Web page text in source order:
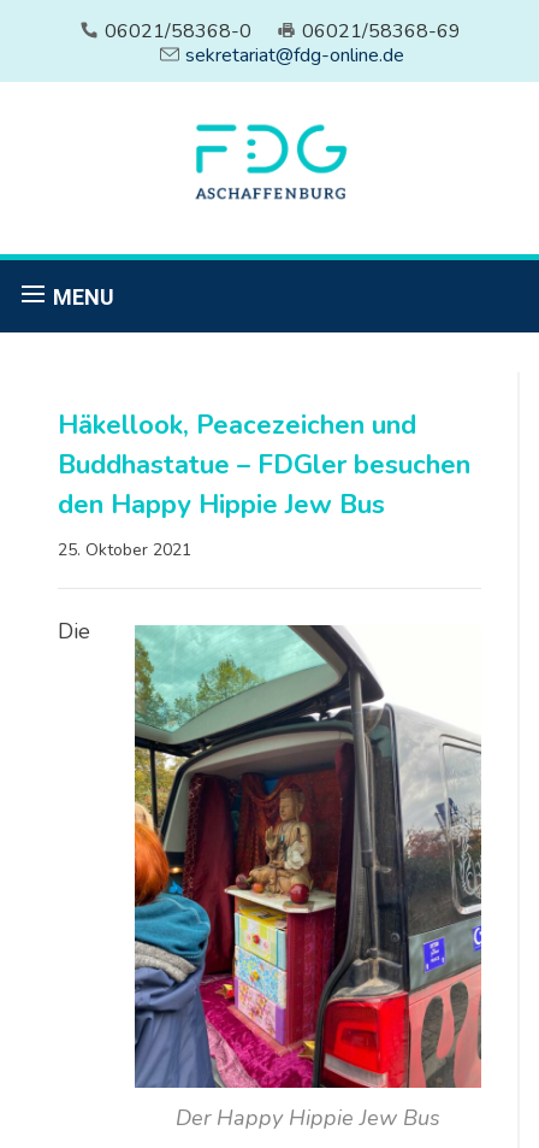
06021/58368-0
06021/58368-69
sekretariat@fdg-online.de
MENU
Häkellook, Peacezeichen und
Buddhastatue – FDGler besuchen
den Happy Hippie Jew Bus
25. Oktober 2021
Der Happy Hippie Jew Bus
Die